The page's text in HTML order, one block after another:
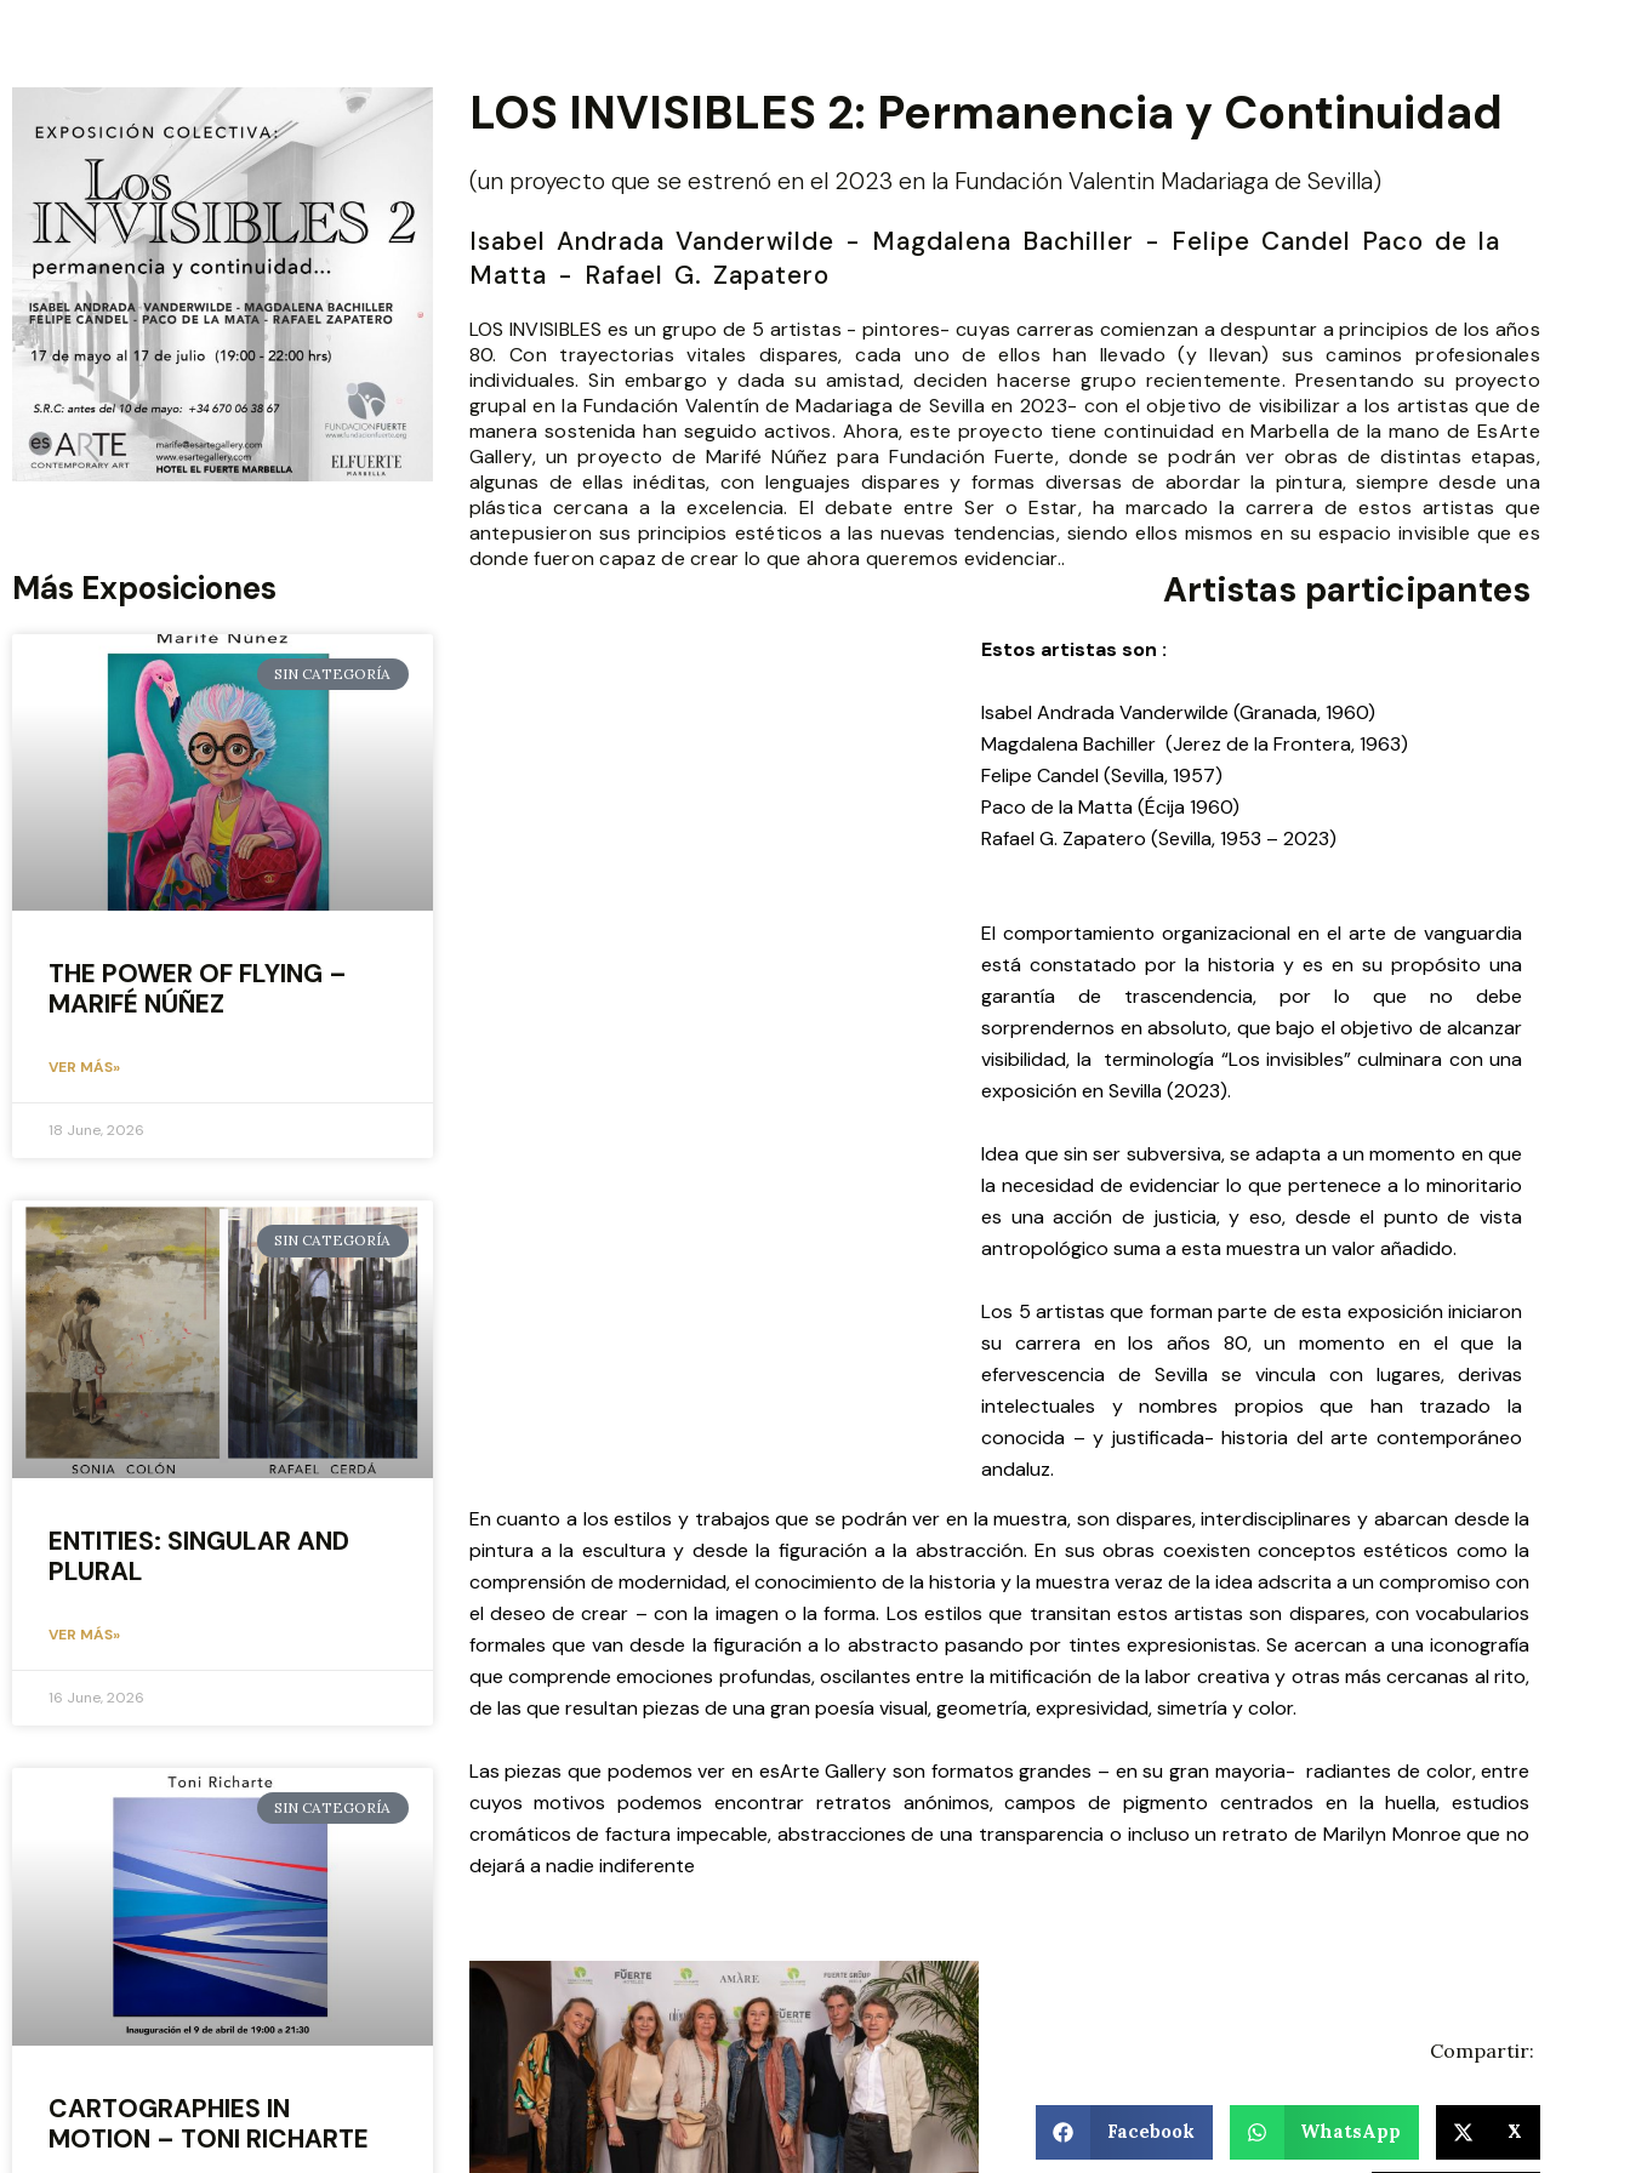
Más Exposiciones
SIN CATEGORÍA
THE POWER OF FLYING –
MARIFÉ NÚÑEZ
VER MÁS»
18 June, 2026
SIN CATEGORÍA
ENTITIES: SINGULAR AND
PLURAL
VER MÁS»
16 June, 2026
SIN CATEGORÍA
CARTOGRAPHIES IN
MOTION – TONI RICHARTE
LOS INVISIBLES 2: Permanencia y Continuidad
(un proyecto que se estrenó en el 2023 en la Fundación Valentin Madariaga de Sevilla)
Isabel Andrada Vanderwilde - Magdalena Bachiller - Felipe Candel Paco de la
Matta - Rafael G. Zapatero
LOS INVISIBLES es un grupo de 5 artistas - pintores- cuyas carreras comienzan a despuntar a principios de los años
80. Con trayectorias vitales dispares, cada uno de ellos han llevado (y llevan) sus caminos profesionales
individuales. Sin embargo y dada su amistad, deciden hacerse grupo recientemente. Presentando su proyecto
grupal en la Fundación Valentín de Madariaga de Sevilla en 2023- con el objetivo de visibilizar a los artistas que de
manera sostenida han seguido activos. Ahora, este proyecto tiene continuidad en Marbella de la mano de EsArte
Gallery, un proyecto de Marifé Núñez para Fundación Fuerte, donde se podrán ver obras de distintas etapas,
algunas de ellas inéditas, con lenguajes dispares y formas diversas de abordar la pintura, siempre desde una
plástica cercana a la excelencia. El debate entre Ser o Estar, ha marcado la carrera de estos artistas que
antepusieron sus principios estéticos a las nuevas tendencias, siendo ellos mismos en su espacio invisible que es
donde fueron capaz de crear lo que ahora queremos evidenciar..
Artistas participantes
Estos artistas son :
Isabel Andrada Vanderwilde (Granada, 1960)
Magdalena Bachiller (Jerez de la Frontera, 1963)
Felipe Candel (Sevilla, 1957)
Paco de la Matta (Écija 1960)
Rafael G. Zapatero (Sevilla, 1953 – 2023)
El comportamiento organizacional en el arte de vanguardia
está constatado por la historia y es en su propósito una
garantía de trascendencia, por lo que no debe
sorprendernos en absoluto, que bajo el objetivo de alcanzar
visibilidad, la terminología “Los invisibles” culminara con una
exposición en Sevilla (2023).
Idea que sin ser subversiva, se adapta a un momento en que
la necesidad de evidenciar lo que pertenece a lo minoritario
es una acción de justicia, y eso, desde el punto de vista
antropológico suma a esta muestra un valor añadido.
Los 5 artistas que forman parte de esta exposición iniciaron
su carrera en los años 80, un momento en el que la
efervescencia de Sevilla se vincula con lugares, derivas
intelectuales y nombres propios que han trazado la
conocida – y justificada- historia del arte contemporáneo
andaluz.
En cuanto a los estilos y trabajos que se podrán ver en la muestra, son dispares, interdisciplinares y abarcan desde la
pintura a la escultura y desde la figuración a la abstracción. En sus obras coexisten conceptos estéticos como la
comprensión de modernidad, el conocimiento de la historia y la muestra veraz de la idea adscrita a un compromiso con
el deseo de crear – con la imagen o la forma. Los estilos que transitan estos artistas son dispares, con vocabularios
formales que van desde la figuración a lo abstracto pasando por tintes expresionistas. Se acercan a una iconografía
que comprende emociones profundas, oscilantes entre la mitificación de la labor creativa y otras más cercanas al rito,
de las que resultan piezas de una gran poesía visual, geometría, expresividad, simetría y color.
Las piezas que podemos ver en esArte Gallery son formatos grandes – en su gran mayoria- radiantes de color, entre
cuyos motivos podemos encontrar retratos anónimos, campos de pigmento centrados en la huella, estudios
cromáticos de factura impecable, abstracciones de una transparencia o incluso un retrato de Marilyn Monroe que no
dejará a nadie indiferente
Compartir:
Facebook WhatsApp X